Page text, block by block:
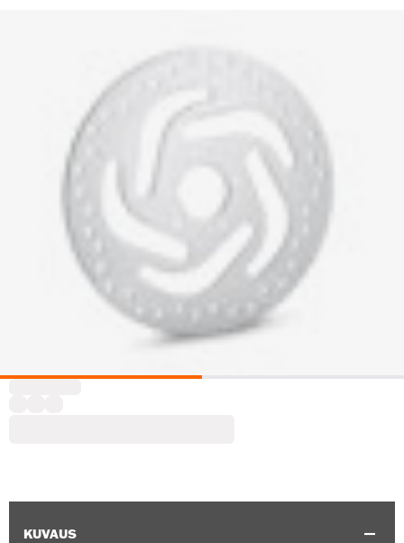
KUVAUS